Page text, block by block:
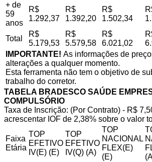
+ de
59
anos
R$
1.292,37
R$
1.392,20
R$
1.502,34
Total
R$
5.179,53
R$
5.579,58
R$
6.021,02
IMPORTANTE! As informações de
alterações a qualquer momento.
Esta ferramenta não tem o objetivo de
trabalho do corretor.
TABELA BRADESCO SAÚDE
COMPULSÓRIO
Taxa de Inscrição: (Por Contrato) - R$
acrescentar IOF de 2,38% sobre o valor
Faixa
Etária
TOP
EFETIVO
IV(E) (E)
TOP
EFETIVO
IV(Q) (A)
TOP
NACIONAL
FLEX(E)
(E)